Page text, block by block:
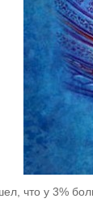
что у 3%